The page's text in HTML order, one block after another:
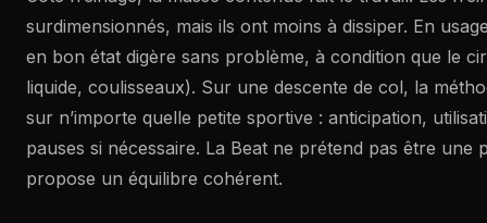
surdimensionnés, mais ils ont moins à dissiper. En
en bon état digère sans problème, à condition que le
liquide, coulisseaux). Sur une descente de col, la
sur n’importe quelle petite sportive : anticipation,
pauses si nécessaire. La Beat ne prétend pas être une
propose un équilibre cohérent.